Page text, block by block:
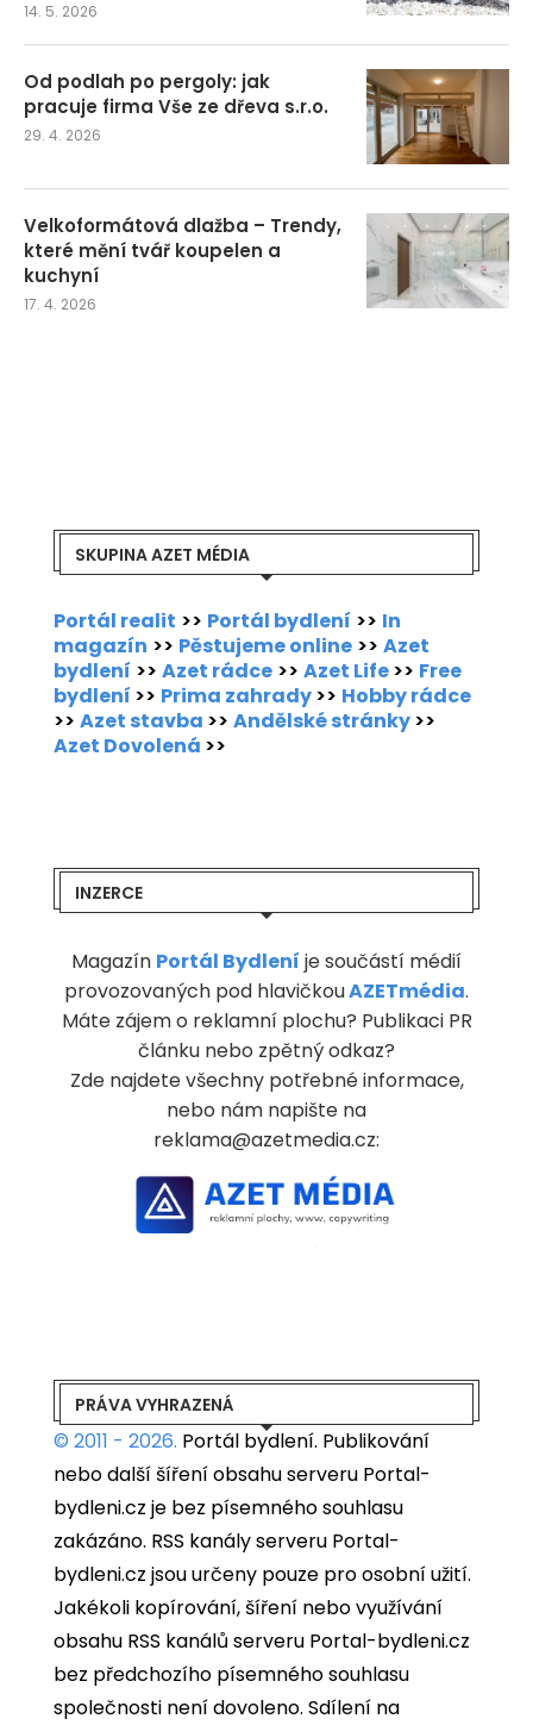
14. 5. 2026
Od podlah po pergoly: jak
pracuje firma Vše ze dřeva s.r.o.
29. 4. 2026
Velkoformátová dlažba – Trendy,
které mění tvář koupelen a
kuchyní
17. 4. 2026
SKUPINA AZET MÉDIA
Portál realit >> Portál bydlení >> In
magazín >> Pěstujeme online >> Azet
bydlení >> Azet rádce >> Azet Life>> Free
bydlení >> Prima zahrady>> Hobby rádce
>> Azet stavba >> Andělské stránky>>
Azet Dovolená >>
INZERCE
Magazín Portál Bydlení je součástí médií
provozovaných pod hlavičkouAZETmédia.
Máte zájem o reklamní plochu? Publikaci PR
článku nebo zpětný odkaz?
Zde najdete všechny potřebné informace,
nebo nám napište na
reklama@azetmedia.cz:
PRÁVA VYHRAZENÁ
© 2011 - 2026. Portál bydlení. Publikování
nebo další šíření obsahu serveru Portal-
bydleni.cz je bez písemného souhlasu
zakázáno. RSS kanály serveru Portal-
bydleni.cz jsou určeny pouze pro osobní užití.
Jakékoli kopírování, šíření nebo využívání
obsahu RSS kanálů serveru Portal-bydleni.cz
bez předchozího písemného souhlasu
společnosti není dovoleno. Sdílení na